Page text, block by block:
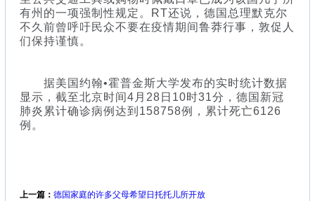
有州的一项强制性规定。RT还说，德国总理默克尔
不久前曾呼吁民众不要在疫情期间鲁莽行事，敦促人
们保持谨慎。
据美国约翰•霍普金斯大学发布的实时统计数据
显示，截至北京时间4月28日10时31分，德国新冠
肺炎累计确诊病例达到158758例，累计死亡6126
例。
上一篇： 德国家庭的许多父母希望日托托儿所开放